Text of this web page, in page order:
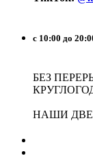
с 10:00 до
БЕЗ
НАШИ